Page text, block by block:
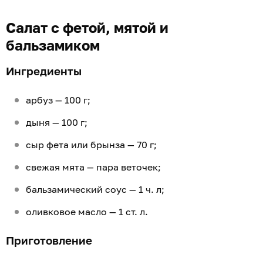
Салат с фетой, мятой и
бальзамиком
Ингредиенты
арбуз — 100 г;
дыня — 100 г;
сыр фета или брынза — 70 г;
свежая мята — пара веточек;
бальзамический соус — 1 ч. л;
оливковое масло — 1 ст. л.
Приготовление